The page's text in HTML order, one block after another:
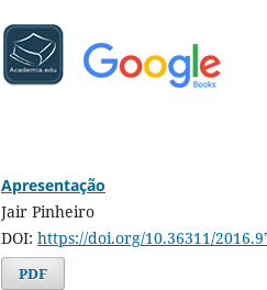
Apresentação
Jair Pinheiro
DOI: https://doi.org/10.36311/
PDF